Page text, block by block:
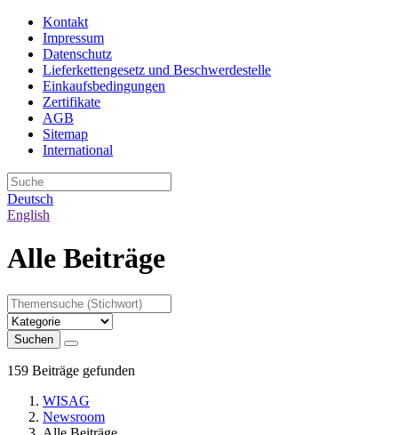
Kontakt
Impressum
Datenschutz
Lieferkettengesetz und Beschwerdestelle
Einkaufsbedingungen
Zertifikate
AGB
Sitemap
International
Deutsch
English
Alle Beiträge
Suchen
159 Beiträge gefunden
WISAG
Newsroom